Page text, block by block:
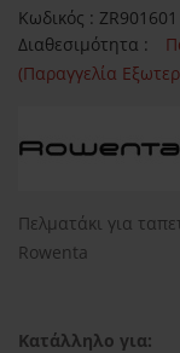
Κωδικός : ZR901601
Διαθεσιμότητα :
(Παραγγελία
Πελματάκι για
Rowenta
Κατάλληλο για: